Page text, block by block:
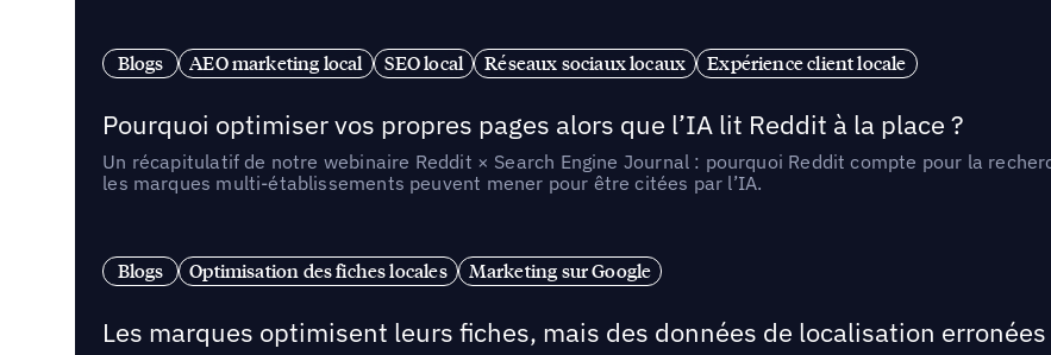
Blogs AEO marketing local SEO local Réseaux sociaux locaux Expérience client locale
Pourquoi optimiser vos propres pages alors que l’IA lit Reddit à la place ?
Un récapitulatif de notre webinaire Reddit × Search Engine Journal : pourquoi Reddit compte pour la
les marques multi-établissements peuvent mener pour être citées par l’IA.
Blogs Optimisation des fiches locales Marketing sur Google
Les marques optimisent leurs fiches, mais des données de localisation